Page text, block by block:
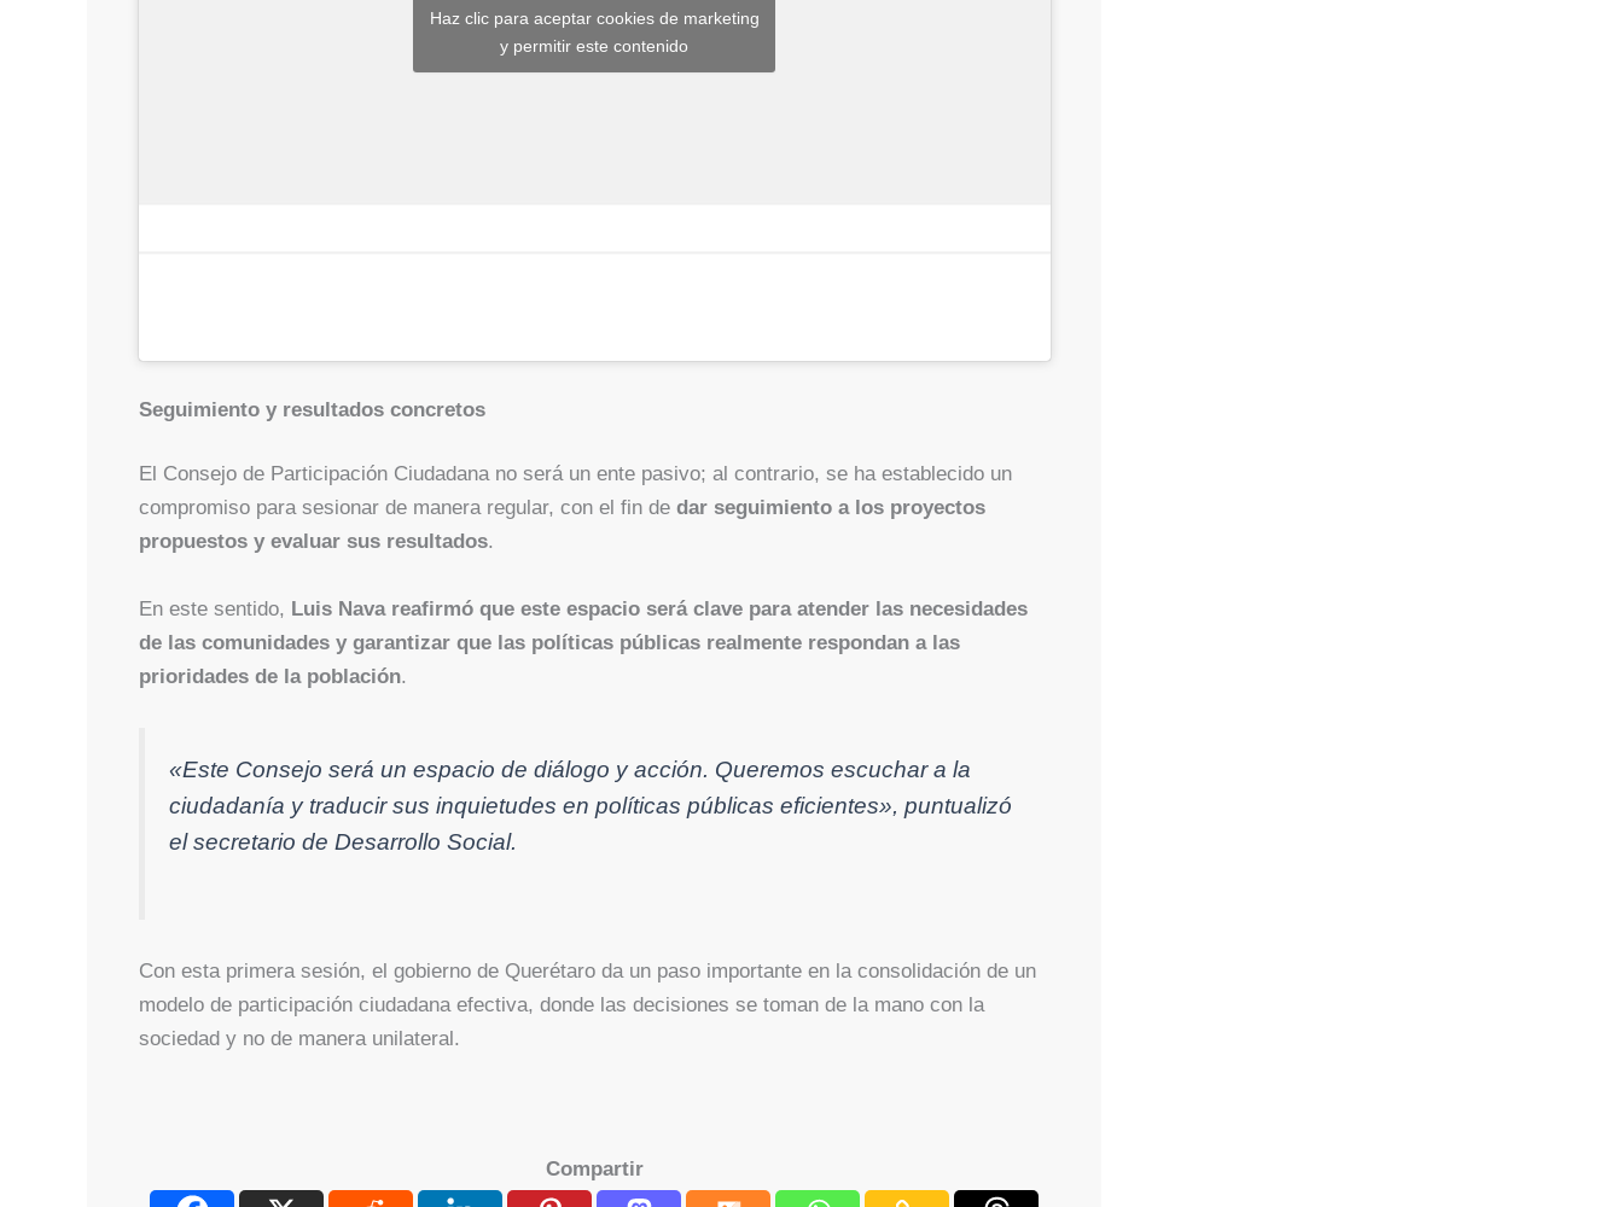
Haz clic para aceptar cookies de marketing
y permitir este contenido
Seguimiento y resultados concretos
El Consejo de Participación Ciudadana no será un ente pasivo; al contrario, se ha establecido un
compromiso para sesionar de manera regular, con el fin de dar seguimiento a los proyectos
propuestos y evaluar sus resultados.
En este sentido, Luis Nava reafirmó que este espacio será clave para atender las necesidades
de las comunidades y garantizar que las políticas públicas realmente respondan a las
prioridades de la población.
«Este Consejo será un espacio de diálogo y acción. Queremos escuchar a la
ciudadanía y traducir sus inquietudes en políticas públicas eficientes», puntualizó
el secretario de Desarrollo Social.
Con esta primera sesión, el gobierno de Querétaro da un paso importante en la consolidación de un
modelo de participación ciudadana efectiva, donde las decisiones se toman de la mano con la
sociedad y no de manera unilateral.
Compartir